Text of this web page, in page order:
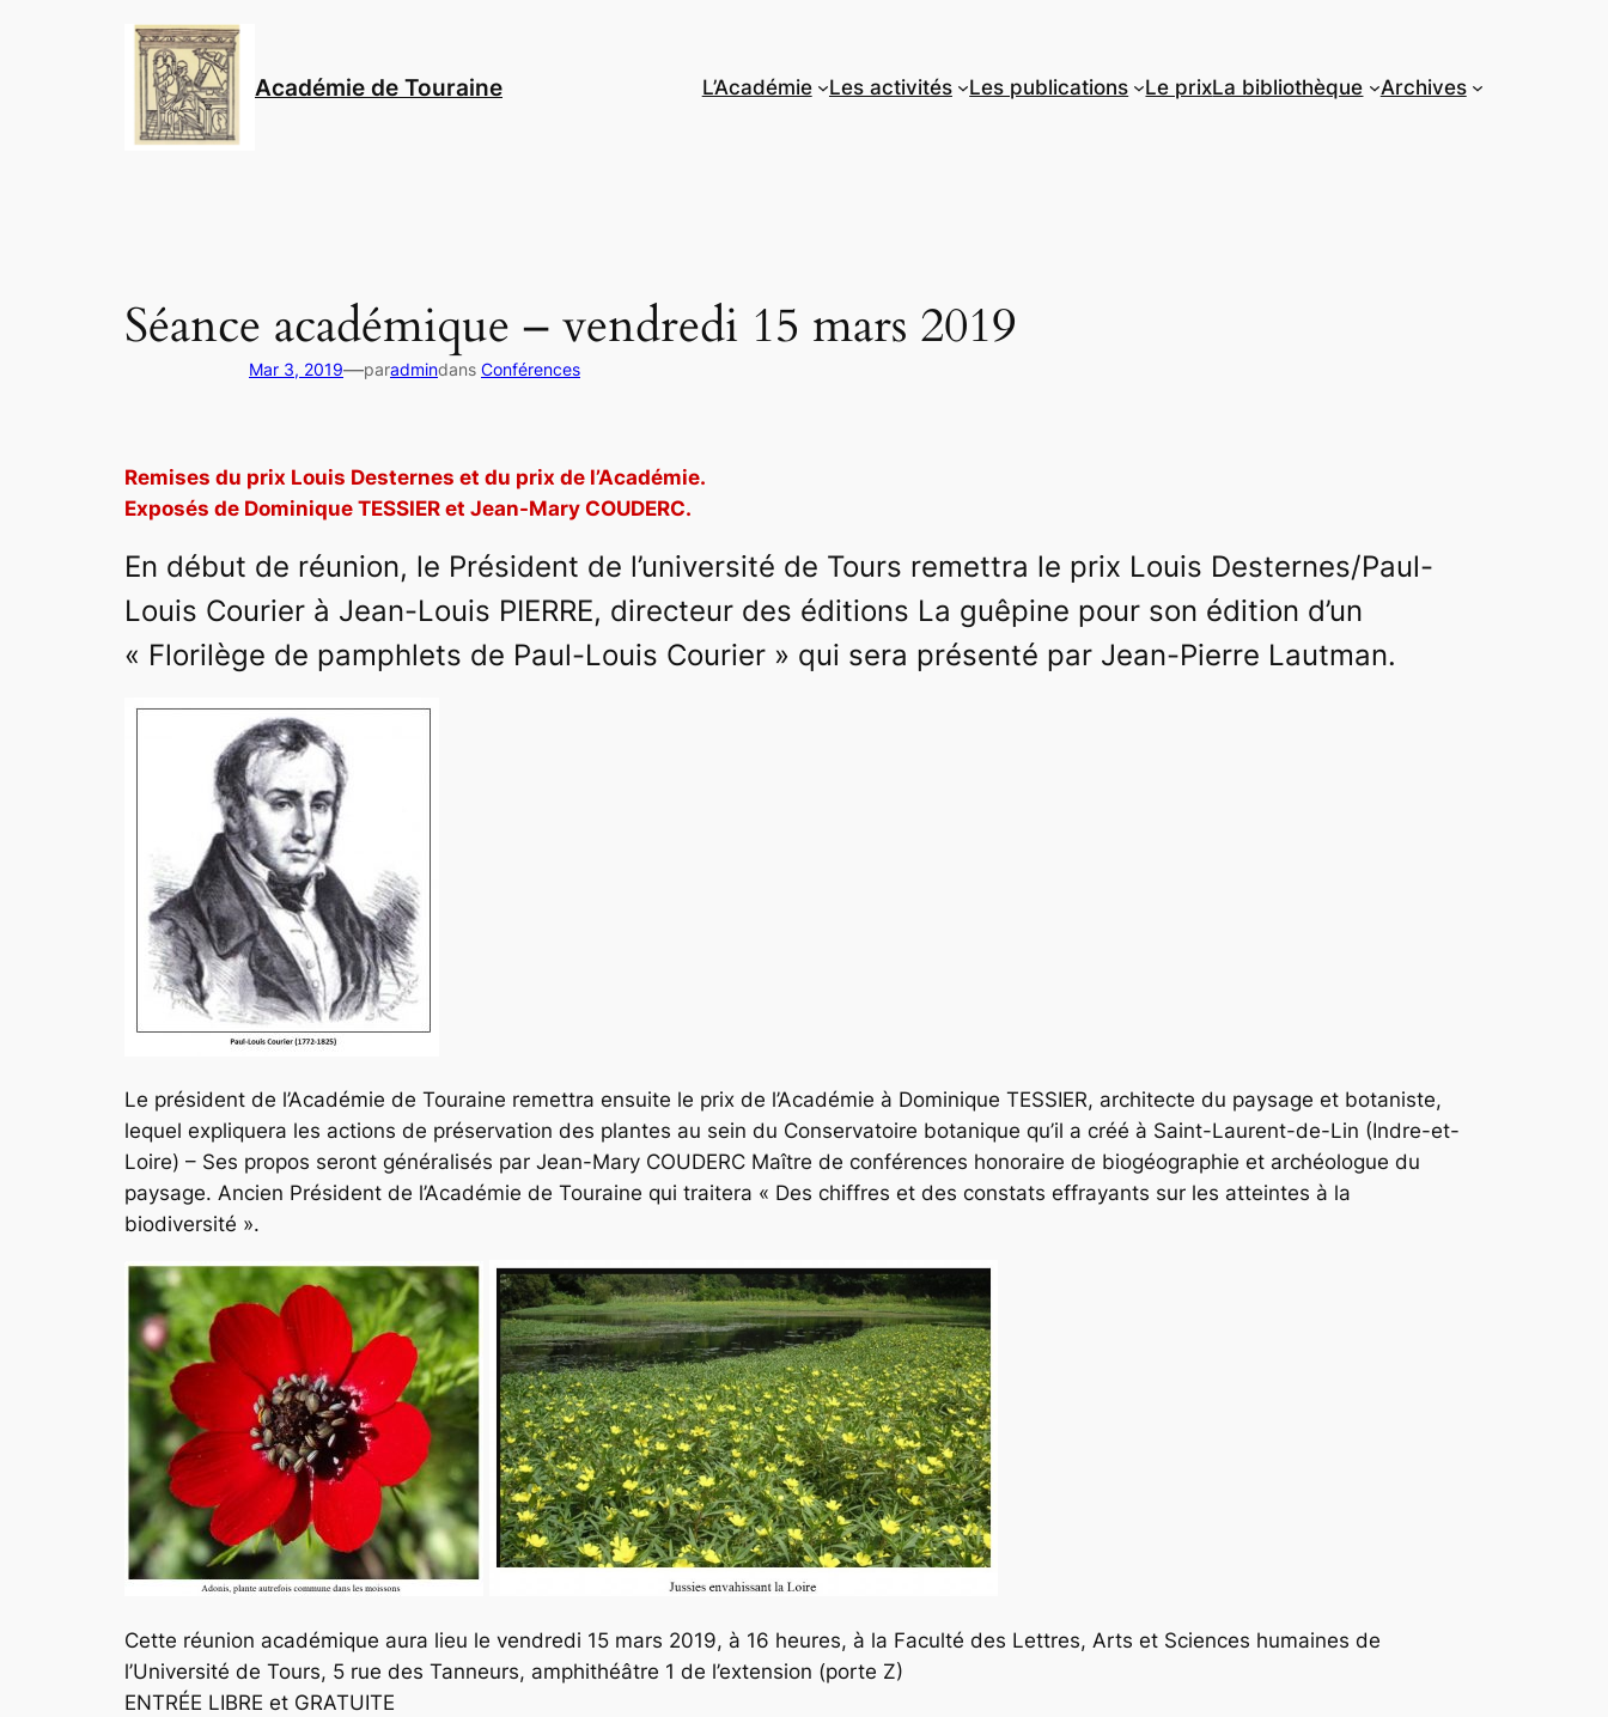
Académie de Touraine L’Académie Les activités Les publications Le prixLa bibliothèque Archives
Séance académique – vendredi 15 mars 2019
Mar 3, 2019—paradmindans Conférences
Remises du prix Louis Desternes et du prix de l’Académie.
Exposés de Dominique TESSIER et Jean-Mary COUDERC.
En début de réunion, le Président de l’université de Tours remettra le prix Louis Desternes/Paul-
Louis Courier à Jean-Louis PIERRE, directeur des éditions La guêpine pour son édition d’un
« Florilège de pamphlets de Paul-Louis Courier » qui sera présenté par Jean-Pierre Lautman.
Le président de l’Académie de Touraine remettra ensuite le prix de l’Académie à Dominique TESSIER, architecte du paysage et botaniste,
lequel expliquera les actions de préservation des plantes au sein du Conservatoire botanique qu’il a créé à Saint-Laurent-de-Lin (Indre-et-
Loire) – Ses propos seront généralisés par Jean-Mary COUDERC Maître de conférences honoraire de biogéographie et archéologue du
paysage. Ancien Président de l’Académie de Touraine qui traitera « Des chiffres et des constats effrayants sur les atteintes à la
biodiversité ».
Cette réunion académique aura lieu le vendredi 15 mars 2019, à 16 heures, à la Faculté des Lettres, Arts et Sciences humaines de
l’Université de Tours, 5 rue des Tanneurs, amphithéâtre 1 de l’extension (porte Z)
ENTRÉE LIBRE et GRATUITE